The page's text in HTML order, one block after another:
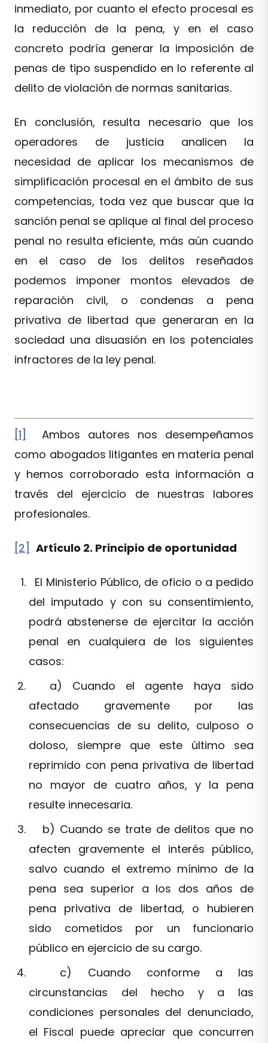
inmediato, por cuanto el efecto procesal es
la reducción de la pena, y en el caso
concreto podría generar la imposición de
penas de tipo suspendido en lo referente al
delito de violación de normas sanitarias.
En conclusión, resulta necesario que los
operadores de justicia analicen la
necesidad de aplicar los mecanismos de
simplificación procesal en el ámbito de sus
competencias, toda vez que buscar que la
sanción penal se aplique al final del proceso
penal no resulta eficiente, más aún cuando
en el caso de los delitos reseñados
podemos imponer montos elevados de
reparación civil, o condenas a pena
privativa de libertad que generaran en la
sociedad una disuasión en los potenciales
infractores de la ley penal.
[1]
Ambos autores nos desempeñamos
como abogados litigantes en materia penal
y hemos corroborado esta información a
través del ejercicio de nuestras labores
profesionales.
[2] Artículo 2. Principio de oportunidad
El Ministerio Público, de oficio o a pedido
del imputado y con su consentimiento,
podrá abstenerse de ejercitar la acción
penal en cualquiera de los siguientes
casos:
a) Cuando el agente haya sido
afectado gravemente por las
consecuencias de su delito, culposo o
doloso, siempre que este último sea
reprimido con pena privativa de libertad
no mayor de cuatro años, y la pena
resulte innecesaria.
b) Cuando se trate de delitos que no
afecten gravemente el interés público,
salvo cuando el extremo mínimo de la
pena sea superior a los dos años de
pena privativa de libertad, o hubieren
sido cometidos por un funcionario
público en ejercicio de su cargo.
c) Cuando conforme a las
circunstancias del hecho y a las
condiciones personales del denunciado,
el Fiscal puede apreciar que concurren